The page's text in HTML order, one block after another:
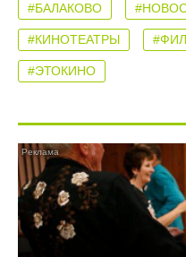
#БАЛАКОВО
#КИНОТЕАТРЫ
#ЭТОКИНО